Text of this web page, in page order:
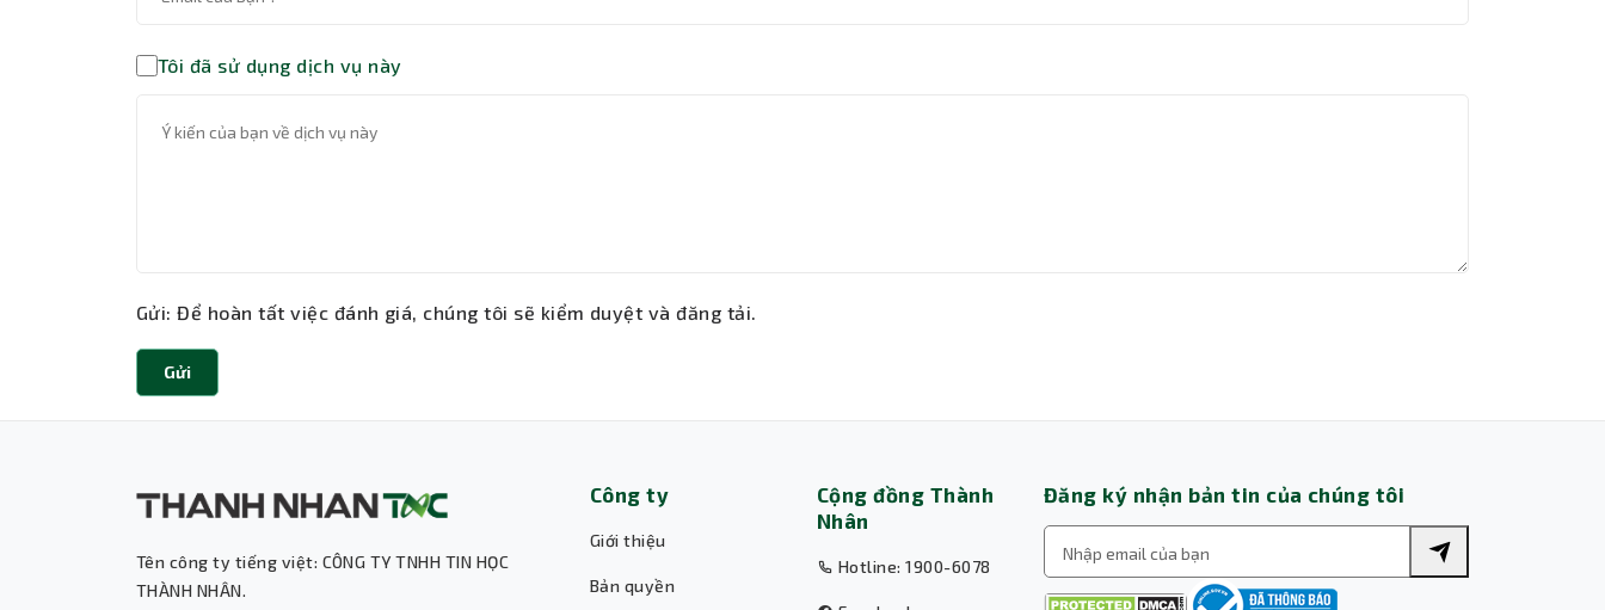
Tôi đã sử dụng dịch vụ này
Gửi: Để hoàn tất việc đánh giá, chúng tôi sẽ kiểm duyệt và đăng tải.
Gửi
Tên công ty tiếng việt: CÔNG TY TNHH TIN HỌC
THÀNH NHÂN.
Công ty
Giới thiệu
Bản quyền
Cộng đồng Thành
Nhân
Hotline: 1900-6078
Đăng ký nhận bản tin của chúng tôi